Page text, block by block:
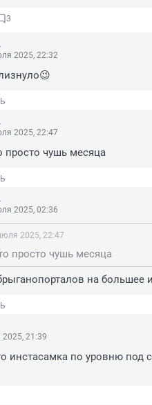
3
2025, 22:32
2025, 22:47
просто чушь месяца
2025, 02:36
2025, 22:47
просто чушь месяца
на большее
21:39
инстасамка по уровню под